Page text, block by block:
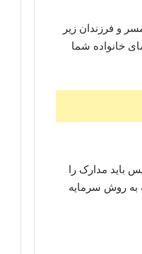
و فرزندان زیر
خانواده شما
باید مدارک را
به روش سرمایه